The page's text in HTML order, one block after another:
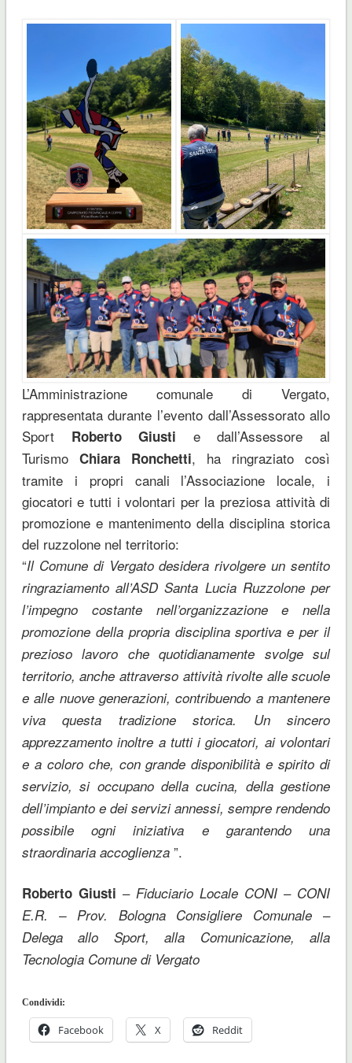
L’Amministrazione comunale di Vergato,
rappresentata durante l’evento dall’Assessorato allo
Sport Roberto Giusti e dall’Assessore al
Turismo Chiara Ronchetti, ha ringraziato così
tramite i propri canali l’Associazione locale, i
giocatori e tutti i volontari per la preziosa attività di
promozione e mantenimento della disciplina storica
del ruzzolone nel territorio:
“Il Comune di Vergato desidera rivolgere un sentito
ringraziamento all’ASD Santa Lucia Ruzzolone per
l’impegno costante nell’organizzazione e nella
promozione della propria disciplina sportiva e per il
prezioso lavoro che quotidianamente svolge sul
territorio, anche attraverso attività rivolte alle scuole
e alle nuove generazioni, contribuendo a mantenere
viva questa tradizione storica. Un sincero
apprezzamento inoltre a tutti i giocatori, ai volontari
e a coloro che, con grande disponibilità e spirito di
servizio, si occupano della cucina, della gestione
dell’impianto e dei servizi annessi, sempre rendendo
possibile ogni iniziativa e garantendo una
straordinaria accoglienza”.
Roberto Giusti – Fiduciario Locale CONI – CONI
E.R. – Prov. Bologna Consigliere Comunale –
Delega allo Sport, alla Comunicazione, alla
Tecnologia Comune di Vergato
Condividi:
Facebook X Reddit